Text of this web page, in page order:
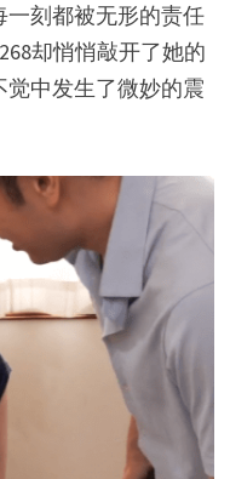
刻都被无形的责任
却悄悄敲开了她的
中发生了微妙的震